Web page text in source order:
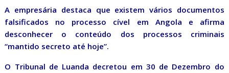
A empresária destaca que existem vários documentos
falsificados no processo cível em Angola e afirma
desconhecer o conteúdo dos processos criminais
“mantido secreto até hoje”.
O Tribunal de Luanda decretou em 30 de Dezembro do